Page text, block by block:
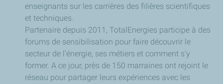
enseignants sur les carrières des filières scientifiques
et techniques.
Partenaire depuis 2011, TotalEnergies participe à des
forums de sensibilisation pour faire découvrir le
secteur de l’énergie, ses métiers et comment s'y
former. A ce jour, près de 150 marraines ont rejoint le
réseau pour partager leurs expériences avec les